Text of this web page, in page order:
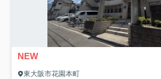
NEW
東大阪市花園本町